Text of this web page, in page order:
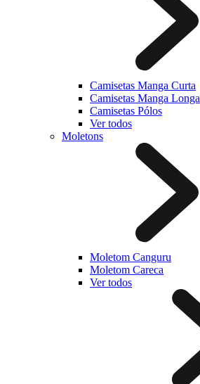
Camisetas Manga Curta
Camisetas Manga Longa
Camisetas Pólos
Ver todos
Moletons
Moletom Canguru
Moletom Careca
Ver todos